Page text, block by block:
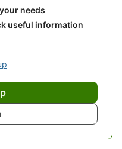
needs
useful information